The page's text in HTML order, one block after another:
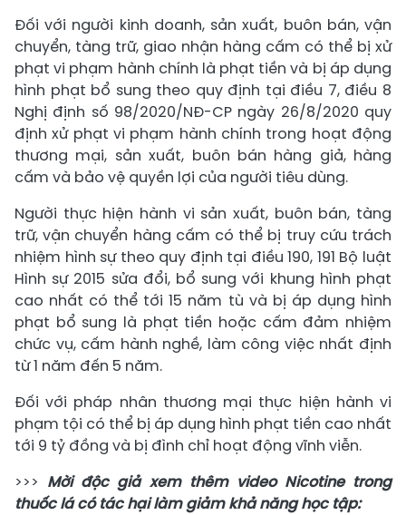
Đối với người kinh doanh, sản xuất, buôn bán, vận
chuyển, tàng trữ, giao nhận hàng cấm có thể bị xử
phạt vi phạm hành chính là phạt tiền và bị áp dụng
hình phạt bổ sung theo quy định tại điều 7, điều 8
Nghị định số 98/2020/NĐ-CP ngày 26/8/2020 quy
định xử phạt vi phạm hành chính trong hoạt động
thương mại, sản xuất, buôn bán hàng giả, hàng
cấm và bảo vệ quyền lợi của người tiêu dùng.
Người thực hiện hành vi sản xuất, buôn bán, tàng
trữ, vận chuyển hàng cấm có thể bị truy cứu trách
nhiệm hình sự theo quy định tại điều 190, 191 Bộ luật
Hình sự 2015 sửa đổi, bổ sung với khung hình phạt
cao nhất có thể tới 15 năm tù và bị áp dụng hình
phạt bổ sung là phạt tiền hoặc cấm đảm nhiệm
chức vụ, cấm hành nghề, làm công việc nhất định
từ 1 năm đến 5 năm.
Đối với pháp nhân thương mại thực hiện hành vi
phạm tội có thể bị áp dụng hình phạt tiền cao nhất
tới 9 tỷ đồng và bị đình chỉ hoạt động vĩnh viễn.
>>> Mời độc giả xem thêm video Nicotine trong
thuốc lá có tác hại làm giảm khả năng học tập: